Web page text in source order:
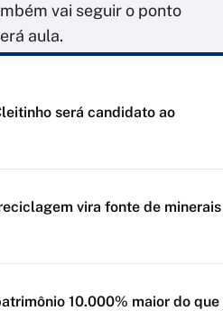
vai seguir o ponto
aula.
será candidato ao
vira fonte de minerais
10.000% maior do que